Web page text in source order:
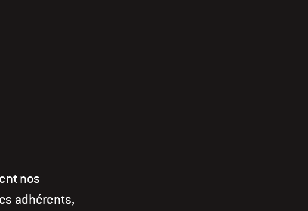
nos
adhérents,